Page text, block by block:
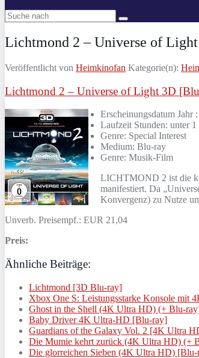
Lichtmond 2 – Universe of
Veröffentlicht von Heimkinofan Kategorie(n):
Lichtmond 2 – Universe of Light 3D
Erscheinungsdatum Jahr
Laufzeit Stunden: unter 1
Genre: Special Interest
Medium: Blu-ray
Genre: Musik-Film
LICHTMOND 2 ist die
manifestiert. Da
Konvergenz) zu Nutze
Unverb. Preisempf.: EUR 21,04
Preis:
Ähnliche Beiträge:
Lichtmond [3D Blu-ray]
Xbox One S: Leistungsstarke Konsole mit
Ghost in the Shell (4K Ultra HD) (+ Blu-
Baby Driver 4K Ultra-HD [Blu-ray]
Guardians of the Galaxy Vol. 2 [4K Ultra
Die Mumie kehrt zurück (4K Ultra HD) (+
Die glorreichen Sieben (4K Ultra HD)